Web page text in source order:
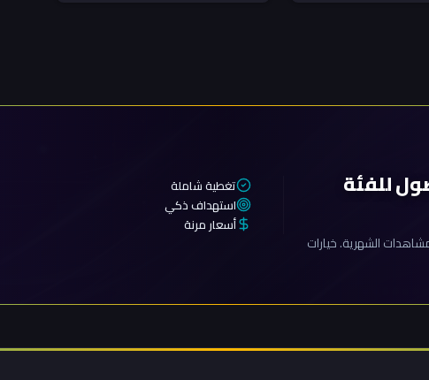
للفئة
الشهرية. خيارات
تغطية شاملة
استهداف ذكي
أسعار مرنة